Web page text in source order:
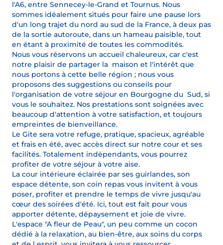
l'A6, entre Sennecey-le-Grand et Tournus. Nous
sommes idéalement situés pour faire une pause lors
d'un long trajet du nord au sud de la France, à deux pas
de la sortie autoroute, dans un hameau paisible, tout
en étant à proximité de toutes les commodités.
Nous vous réservons un accueil chaleureux, car c'est
notre plaisir de partager la maison et l'intérêt que
nous portons à cette belle région ; nous vous
proposons des suggestions ou conseils pour
l'organisation de votre séjour en Bourgogne du Sud, si
vous le souhaitez. Nos prestations sont soignées avec
beaucoup d'attention à votre satisfaction, et toujours
empreintes de bienveillance.
Le Gite sera votre refuge, pratique, spacieux, agréable
et frais en été, avec accès direct sur notre cour et ses
facilités. Totalement indépendants, vous pourrez
profiter de votre séjour à votre aise.
La cour intérieure éclairée par ses guirlandes, son
espace détente, son coin repas vous invitent à vous
poser, profiter et prendre le temps de vivre jusqu'au
cœur des soirées d'été. Ici, tout est fait pour vous
apporter détente, dépaysement et joie de vivre.
L'espace "A fleur de Peau", un peu comme un cocon
dédié à la relaxation, au bien-être, aux soins du corps